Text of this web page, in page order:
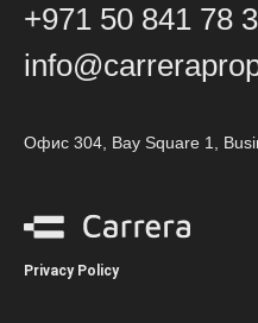
+971 50 841 78
Офис 304, Bay Square 1,
Privacy Policy